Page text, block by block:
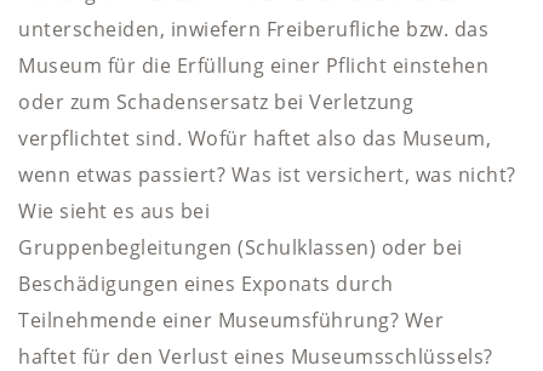
unterscheiden, inwiefern Freiberufliche bzw. das
Museum für die Erfüllung einer Pflicht einstehen
oder zum Schadensersatz bei Verletzung
verpflichtet sind. Wofür haftet also das Museum,
wenn etwas passiert? Was ist versichert, was nicht?
Wie sieht es aus bei
Gruppenbegleitungen (Schulklassen) oder bei
Beschädigungen eines Exponats durch
Teilnehmende einer Museumsführung? Wer
haftet für den Verlust eines Museumsschlüssels?